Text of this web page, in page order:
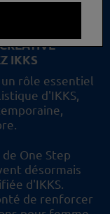
IKKS
un rôle essentiel
d'IKKS,
One Step
désormais
d'IKKS.
de renforcer